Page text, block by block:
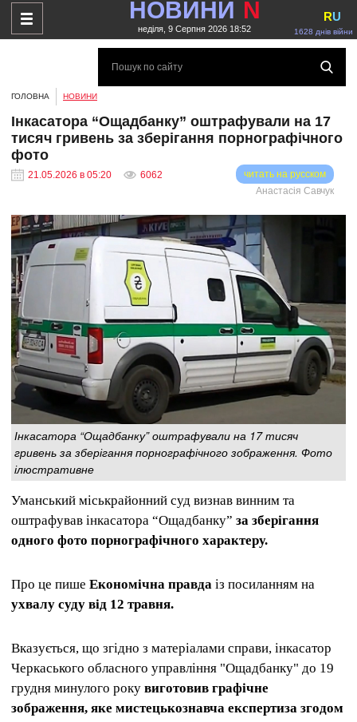
НОВИНИ N
неділя, 9 Серпня 2026 18:52 1628 днів війни
RU
ГОЛОВНА НОВИНИ
Інкасатора “Ощадбанку” оштрафували на 17
тисяч гривень за зберігання порнографічного
фото
21.05.2026 в 05:20 6062
читать на русском
Анастасія Савчук
Інкасатора “Ощадбанку” оштрафували на 17 тисяч
гривень за зберігання порнографічного зображення. Фото
ілюстративне
Уманський міськрайонний суд визнав винним та
оштрафував інкасатора “Ощадбанку” за зберігання
одного фото порнографічного характеру.
Про це пише Економічна правда із посиланням на
ухвалу суду від 12 травня.
Вказується, що згідно з матеріалами справи, інкасатор
Черкаського обласного управління "Ощадбанку" до 19
грудня минулого року виготовив графічне
зображення, яке мистецькознавча експертиза згодом